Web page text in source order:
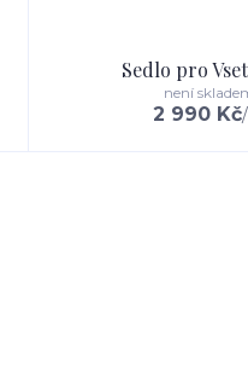
Sedlo pro
2 990 Kč/
není